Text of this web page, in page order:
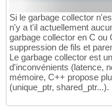
Si le garbage collector
n'y a t'il actuellement
garbage collector en C ou
suppression de fils et
Le garbage collector est
d'inconvénients (latence,
mémoire, C++ propose
(unique_ptr, shared_ptr...).